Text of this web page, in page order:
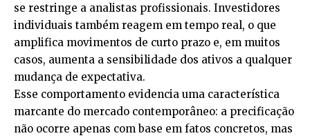
se restringe a analistas profissionais. Investidores
individuais também reagem em tempo real, o que
amplifica movimentos de curto prazo e, em muitos
casos, aumenta a sensibilidade dos ativos a qualquer
mudança de expectativa.
Esse comportamento evidencia uma característica
marcante do mercado contemporâneo: a precificação
não ocorre apenas com base em fatos concretos, mas